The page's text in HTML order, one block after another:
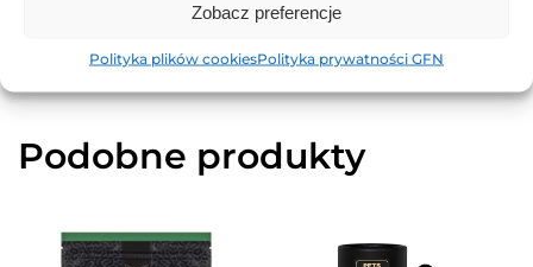
Zobacz preferencje
Polityka plików cookiesPolityka prywatności GFN
Podobne produkty